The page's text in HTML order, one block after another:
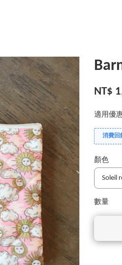
NT$
適用優
消費回
顏色
數量